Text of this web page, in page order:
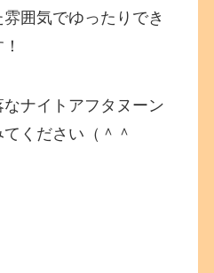
囲気でゆったりでき
ナイトアフタヌーン
ください（＾＾